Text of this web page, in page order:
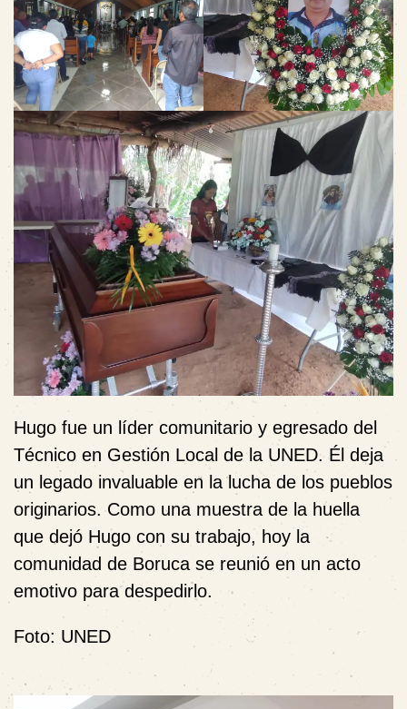
Hugo fue un líder comunitario y egresado del
Técnico en Gestión Local de la UNED. Él deja
un legado invaluable en la lucha de los pueblos
originarios. Como una muestra de la huella
que dejó Hugo con su trabajo, hoy la
comunidad de Boruca se reunió en un acto
emotivo para despedirlo.
Foto: UNED